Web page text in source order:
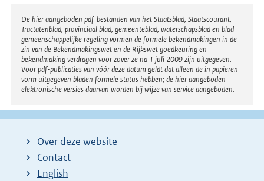
Disclaimer
De hier aangeboden pdf-bestanden van het Staatsblad, Staatscourant,
Tractatenblad, provinciaal blad, gemeenteblad, waterschapsblad en blad
gemeenschappelijke regeling vormen de formele bekendmakingen in de
zin van de Bekendmakingswet en de Rijkswet goedkeuring en
bekendmaking verdragen voor zover ze na 1 juli 2009 zijn uitgegeven.
Voor pdf-publicaties van vóór deze datum geldt dat alleen de in papieren
vorm uitgegeven bladen formele status hebben; de hier aangeboden
elektronische versies daarvan worden bij wijze van service aangeboden.
Over deze website
Contact
English